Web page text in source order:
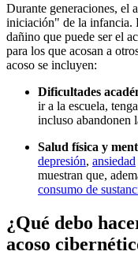
Durante generaciones, el
iniciación" de la infancia.
dañino que puede ser el
para los que acosan a
acoso se incluyen:
Dificultades
ir a la escuela,
incluso abandonen
Salud física y
depresión, ansiedad
muestran que,
consumo de
¿Qué debo
acoso